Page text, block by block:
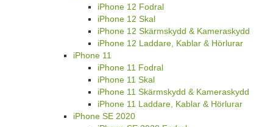
iPhone 12 Fodral
iPhone 12 Skal
iPhone 12 Skärmskydd & Kameraskydd
iPhone 12 Laddare, Kablar & Hörlurar
iPhone 11
iPhone 11 Fodral
iPhone 11 Skal
iPhone 11 Skärmskydd & Kameraskydd
iPhone 11 Laddare, Kablar & Hörlurar
iPhone SE 2020